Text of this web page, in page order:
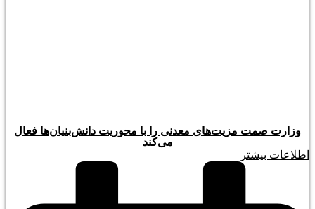
وزارت صمت مزیت‌های معدنی را با محوریت دانش‌بنیان‌ها فعال
می‌کند
اطلاعات بیشتر